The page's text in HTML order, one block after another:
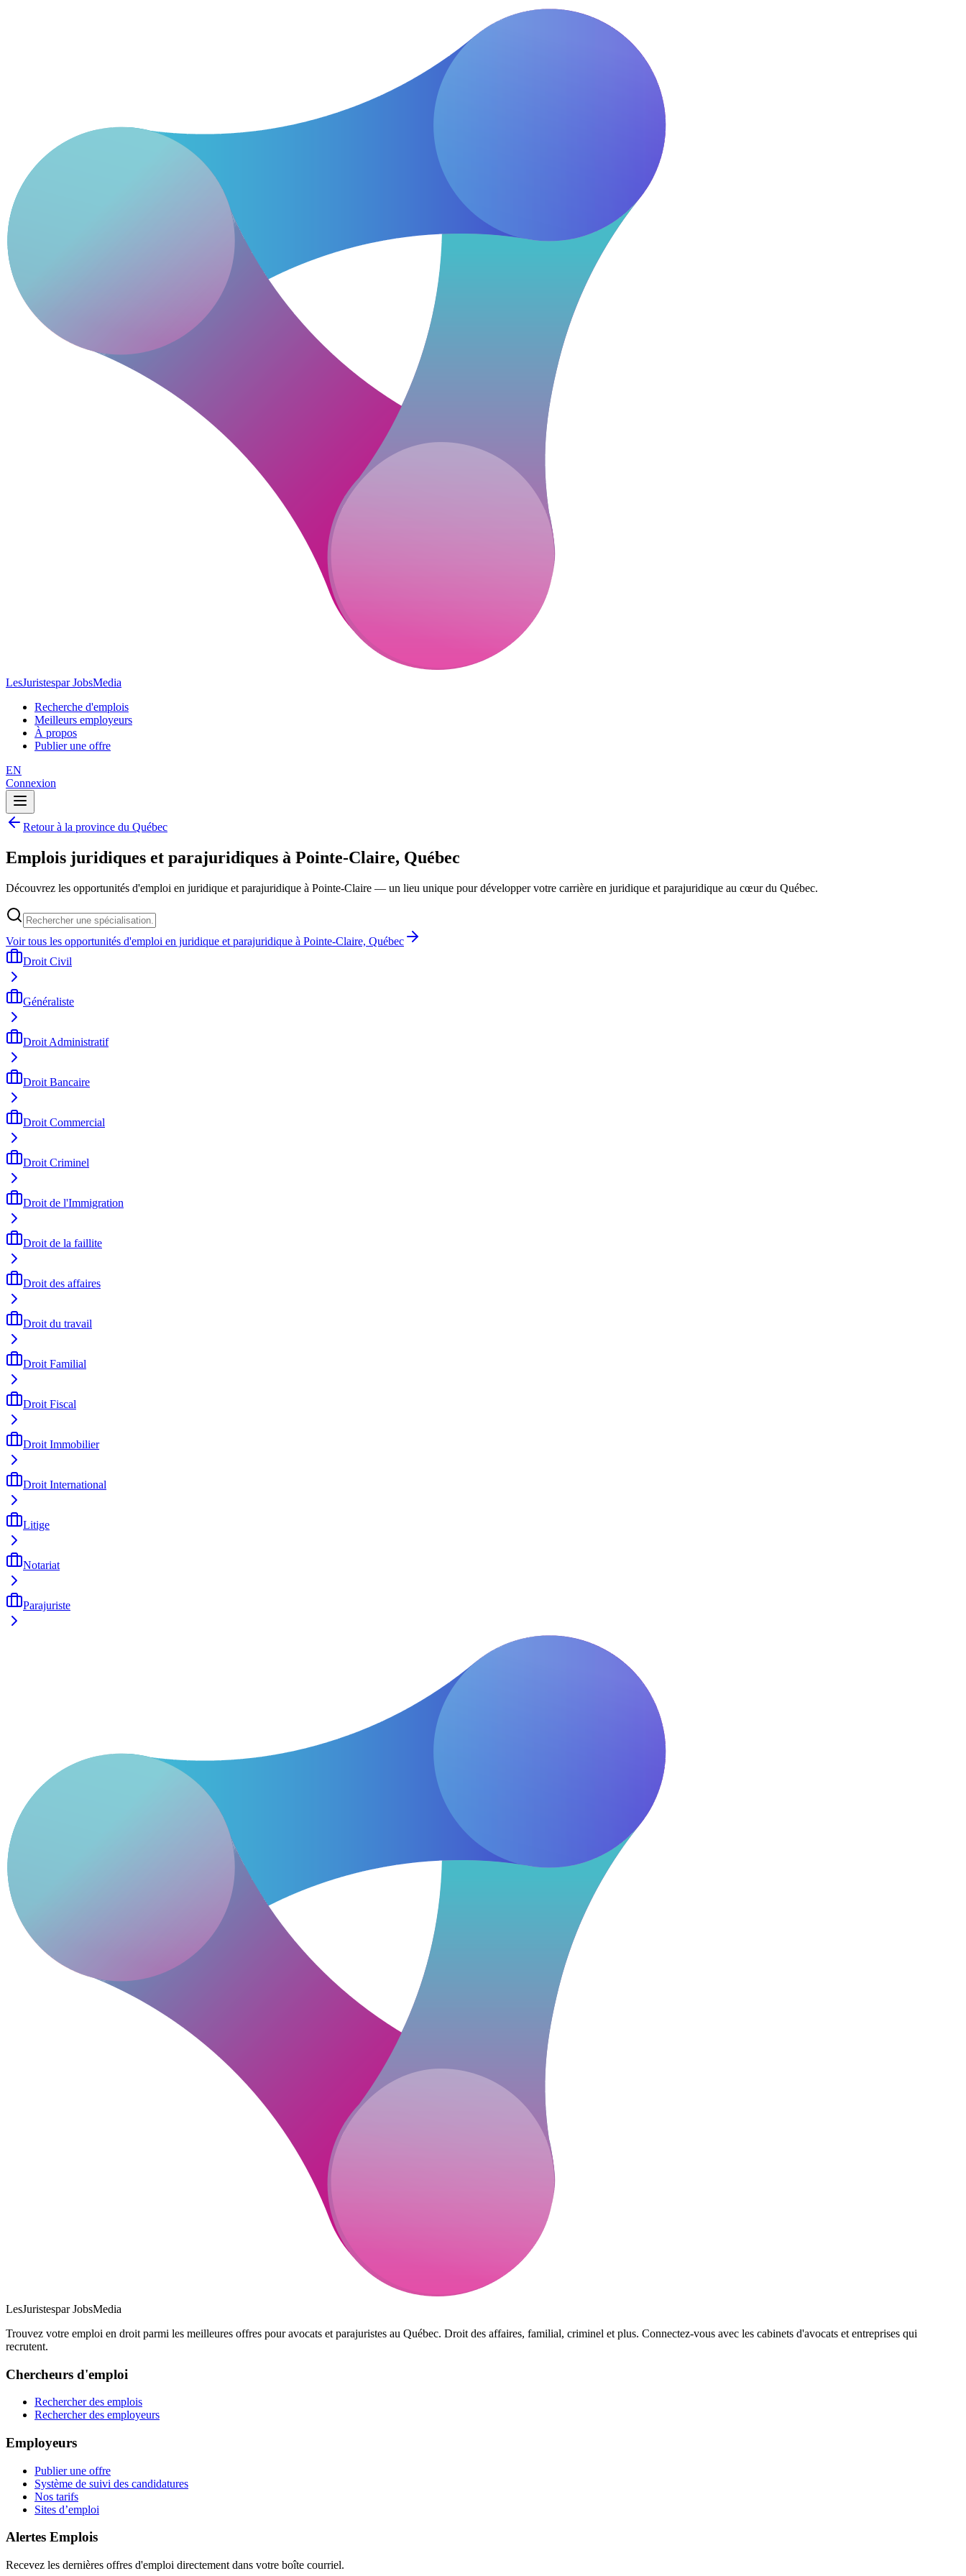
LesJuristespar JobsMedia
Recherche d'emplois
Meilleurs employeurs
À propos
Publier une offre
EN
Connexion
Retour à la province du Québec
Emplois juridiques et parajuridiques à Pointe-Claire, Québec
Découvrez les opportunités d'emploi en juridique et parajuridique à Pointe-Claire — un lieu unique pour développer votre carrière en juridique et parajuridique au cœur du Québec.
Voir tous les opportunités d'emploi en juridique et parajuridique à Pointe-Claire, Québec
Droit Civil
Généraliste
Droit Administratif
Droit Bancaire
Droit Commercial
Droit Criminel
Droit de l'Immigration
Droit de la faillite
Droit des affaires
Droit du travail
Droit Familial
Droit Fiscal
Droit Immobilier
Droit International
Litige
Notariat
Parajuriste
LesJuristespar JobsMedia
Trouvez votre emploi en droit parmi les meilleures offres pour avocats et parajuristes au Québec. Droit des affaires, familial, criminel et plus. Connectez-vous avec les cabinets d'avocats et entreprises qui
recrutent.
Chercheurs d'emploi
Rechercher des emplois
Rechercher des employeurs
Employeurs
Publier une offre
Système de suivi des candidatures
Nos tarifs
Sites d’emploi
Alertes Emplois
Recevez les dernières offres d'emploi directement dans votre boîte courriel.